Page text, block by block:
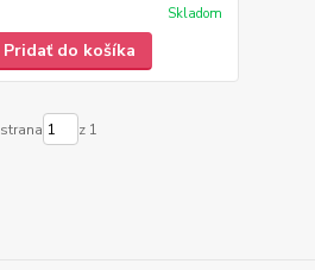
Skladom
Pridať do košíka
strana z 1